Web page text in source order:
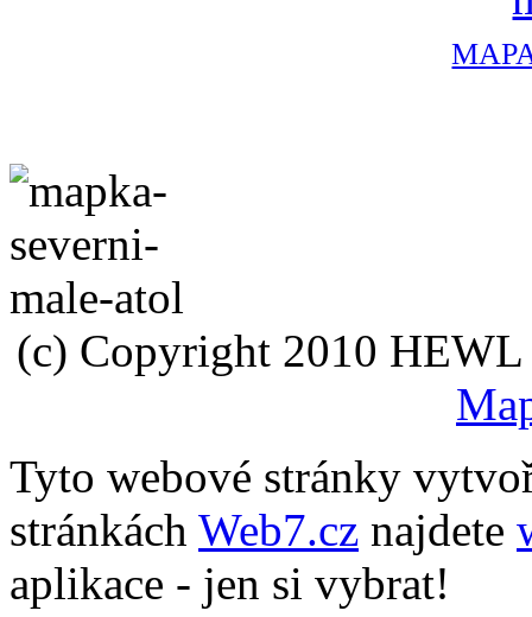
(c) Copyright 2010 HEWL
Tyto webové stránky
stránkách Web7.cz najdete
aplikace - jen si vybrat!